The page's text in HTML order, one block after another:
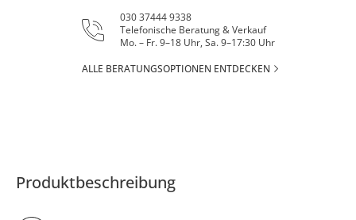
030 37444 9338
Telefonische Beratung & Verkauf
Mo. – Fr. 9–18 Uhr, Sa. 9–17:30 Uhr
ALLE BERATUNGSOPTIONEN ENTDECKEN
Produktbeschreibung